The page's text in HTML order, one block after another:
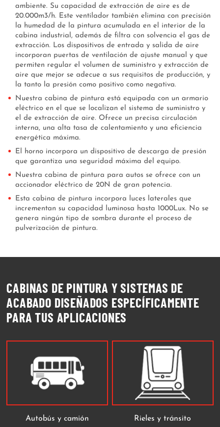
ambiente. Su capacidad de extracción de aire es de
20.000m3/h. Este ventilador también elimina con precisión
la humedad de la pintura acumulada en el interior de la
cabina industrial, además de filtra con solvencia el gas de
extracción. Los dispositivos de entrada y salida de aire
incorporan puertas de ventilación de ajuste manual y que
permiten regular el volumen de suministro y extracción de
aire que mejor se adecue a sus requisitos de producción, y
la tanto la presión como positivo como negativa.
Nuestra cabina de pintura está equipada con un armario
eléctrico en el que se localizan el sistema de suministro y
el de extracción de aire. Ofrece un precisa circulación
interna, una alta tasa de calentamiento y una eficiencia
energética máxima.
El horno incorpora un dispositivo de descarga de presión
que garantiza una seguridad máxima del equipo.
Nuestra cabina de pintura para autos se ofrece con un
accionador eléctrico de 20N de gran potencia.
Esta cabina de pintura incorpora luces laterales que
incrementan su capacidad luminosa hasta 1000Lux. No se
genera ningún tipo de sombra durante el proceso de
pulverización de pintura.
CABINAS DE PINTURA Y SISTEMAS DE
ACABADO DISEÑADOS ESPECÍFICAMENTE
PARA TUS APLICACIONES
Autobús y camión Rieles y tránsito